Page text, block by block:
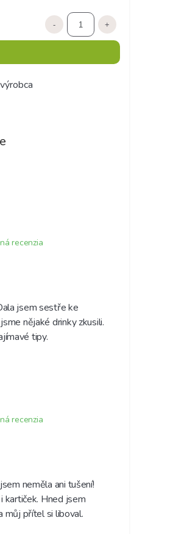
- +
recenzia
jsem sestře ke
nějaké drinky zkusili.
tipy.
recenzia
neměla ani tušení!
kartiček. Hned jsem
můj přítel si liboval.